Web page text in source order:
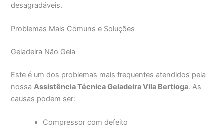
desagradáveis.
Problemas Mais Comuns e Soluções
Geladeira Não Gela
Este é um dos problemas mais frequentes atendidos pela
nossaAssistência Técnica Geladeira Vila Bertioga. As
causas podem ser:
Compressor com defeito